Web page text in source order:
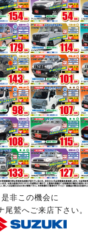
是非この機会に
尾鷲へご来店下さい。